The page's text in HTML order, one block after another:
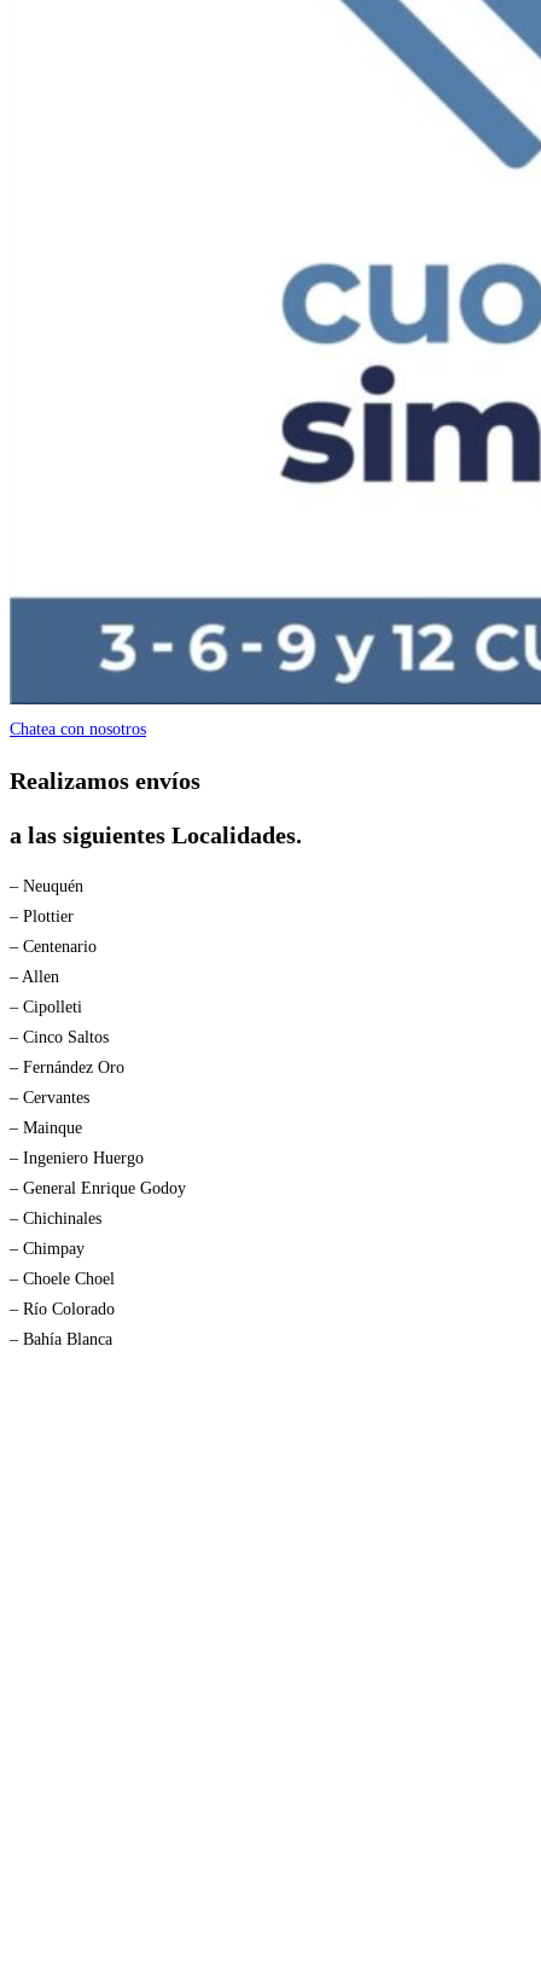
Chatea con nosotros
Realizamos envíos
a las siguientes Localidades.
– Neuquén
– Plottier
– Centenario
– Allen
– Cipolleti
– Cinco Saltos
– Fernández Oro
– Cervantes
– Mainque
– Ingeniero Huergo
– General Enrique Godoy
– Chichinales
– Chimpay
– Choele Choel
– Río Colorado
– Bahía Blanca